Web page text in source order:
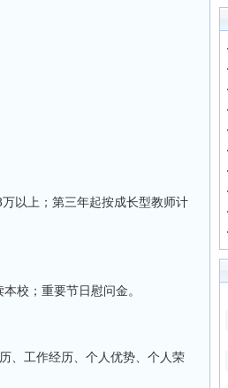
以上；第三年起按成长型教师计
校；重要节日慰问金。
、工作经历、个人优势、个人荣